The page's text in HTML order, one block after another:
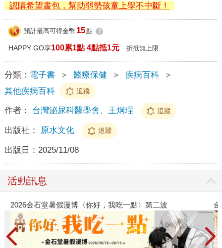
認購希望書包，幫助弱勢孩童上學不中斷！
預計最高可得金幣 15點 ?
HAPPY GO享100累1點 4點抵1元 折抵無上限
分類： 電子書 ＞ 醫療保健 ＞ 疾病百科
＞
其他疾病百科
追蹤
作者： 台灣泌尿科醫學會、王炯珵 追蹤
出版社： 原水文化 追蹤
出版日： 2025/11/08
活動訊息
2026金石堂暑假漫博〈你好，我吃一點〉第二波